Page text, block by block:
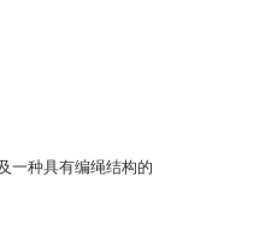
一种具有编绳结构的